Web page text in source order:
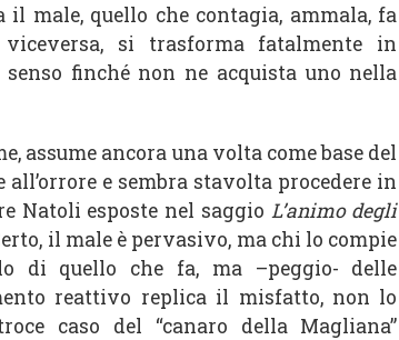
male, quello che contagia, ammala, fa
si trasforma fatalmente in
finché non ne acquista uno nella
assume ancora una volta come base del
e sembra stavolta procedere in
Natoli esposte nel saggio L’animo degli
il male è pervasivo, ma chi lo compie
di quello che fa, ma –peggio- delle
reattivo replica il misfatto, non lo
caso del “canaro della Magliana”